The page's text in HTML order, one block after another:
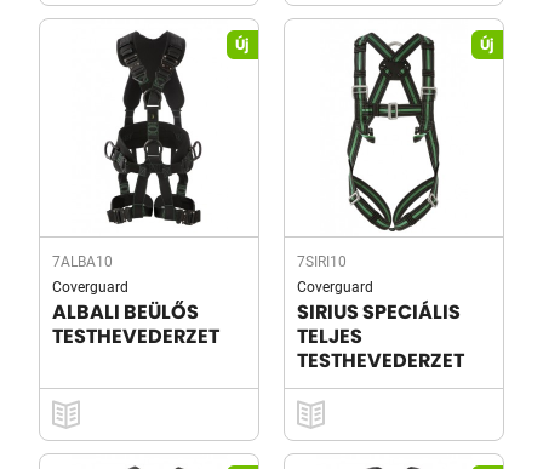
Új
7ALBA10
Coverguard
ALBALI BEÜLŐS
TESTHEVEDERZET
Új
7SIRI10
Coverguard
SIRIUS SPECIÁLIS
TELJES
TESTHEVEDERZET